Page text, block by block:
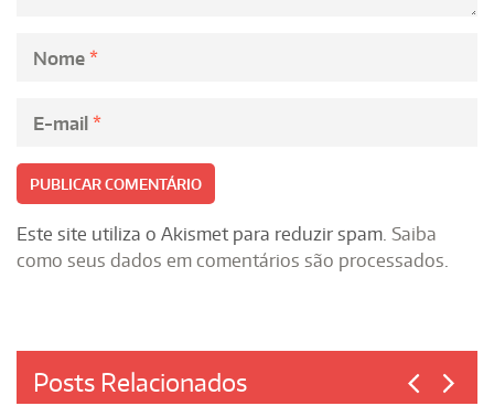
Nome *
E-mail *
Este site utiliza o Akismet para reduzir spam. Saiba
como seus dados em comentários são processados.
Posts Relacionados